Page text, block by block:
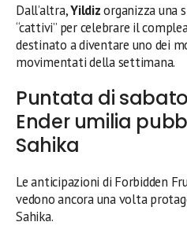
Dall’altra,Yildizorganizza una
“cattivi” per celebrare il
destinato a diventare uno dei
movimentati della settimana.
Puntata di
Ender umilia
Sahika
Le anticipazioni di Forbidden
vedono ancora una volta
Sahika.